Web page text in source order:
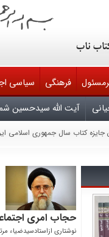
فرهنگی سیاسی
آیت الله سیدحسین
جایزه کتاب سال جمهوری اسلامی
برای صلح مذاکره کند خائن است
که امر انتقام، متوقّف بر وجود
اختر تابناک آسمان امامت و
خون حجاب امری
نوشتاری ازاستادسیدضیاء